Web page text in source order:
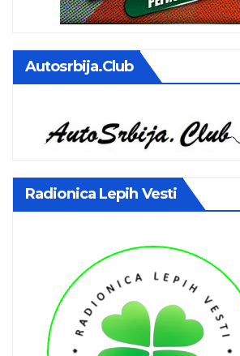
Autosrbija.club
Radionica Lepih Vesti